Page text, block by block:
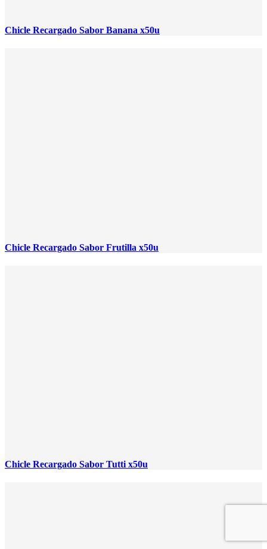
Chicle Recargado Sabor Banana x50u
Chicle Recargado Sabor Frutilla x50u
Chicle Recargado Sabor Tutti x50u